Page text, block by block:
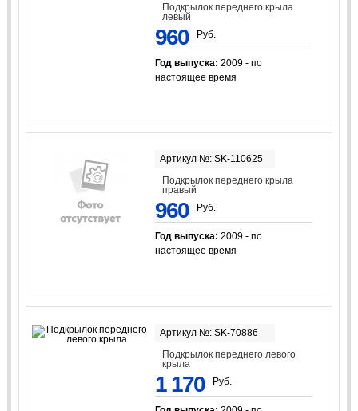
Подкрылок переднего крыла
левый
960 Руб.
Год выпуска: 2009 - по
настоящее время
Артикул №: SK-110625
Подкрылок переднего крыла
правый
960 Руб.
Год выпуска: 2009 - по
настоящее время
Артикул №: SK-70886
Подкрылок переднего левого
крыла
1 170 Руб.